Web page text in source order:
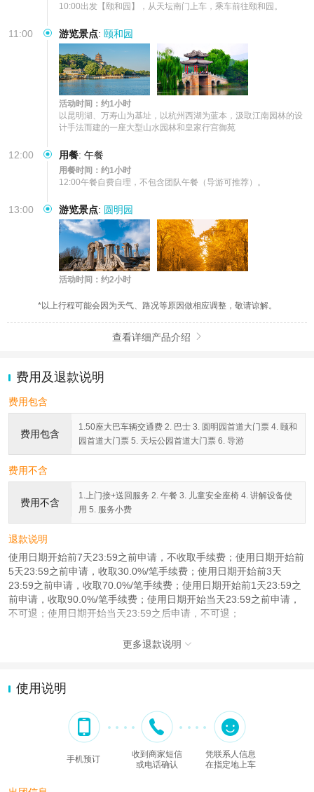
10:00出发【颐和园】，从天坛南门上车，乘车前往颐和园。
11:00 游览景点: 颐和园
活动时间：约1小时
以昆明湖、万寿山为基址，以杭州西湖为蓝本，汲取江南园林的设
计手法而建的一座大型山水园林和皇家行宫御苑
12:00 用餐: 午餐
用餐时间：约1小时
12:00午餐自费自理，不包含团队午餐（导游可推荐）。
13:00 游览景点: 圆明园
活动时间：约2小时
*以上行程可能会因为天气、路况等原因做相应调整，敬请谅解。
查看详细产品介绍 
费用及退款说明
费用包含
费用包含
1.50座大巴车辆交通费 2. 巴士 3. 圆明园首道大门票 4. 颐和
园首道大门票 5. 天坛公园首道大门票 6. 导游
费用不含
费用不含
1.上门接+送回服务 2. 午餐 3. 儿童安全座椅 4. 讲解设备使
用 5. 服务小费
退款说明
使用日期开始前7天23:59之前申请，不收取手续费；使用日期开始前
5天23:59之前申请，收取30.0%/笔手续费；使用日期开始前3天
23:59之前申请，收取70.0%/笔手续费；使用日期开始前1天23:59之
前申请，收取90.0%/笔手续费；使用日期开始当天23:59之前申请，
不可退；使用日期开始当天23:59之后申请，不可退；
更多退款说明 
使用说明
手机预订
收到商家短信
或电话确认
凭联系人信息
在指定地上车